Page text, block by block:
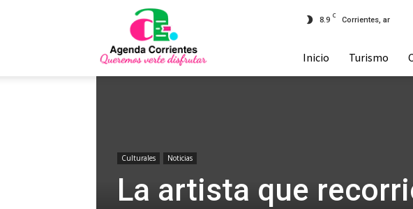
Corrientes
8.9 C
Corrientes, ar
Inicio Turismo
Culturales Noticias
La artista que